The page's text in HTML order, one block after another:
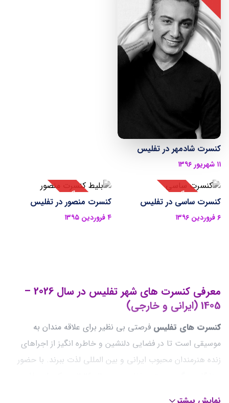
کنسرت شادمهر در تفلیس
۱۱ شهریور ۱۳۹۶
کنسرت ساسی در تفلیس
۶ فروردین ۱۳۹۶
کنسرت منصور در تفلیس
۴ فروردین ۱۳۹۵
معرفی کنسرت های شهر تفلیس در سال 2026 –
1405(ایرانی و خارجی)
کنسرت ‌های تفلیس فرصتی بی ‌نظیر برای علاقه ‌مندان به
موسیقی است تا در فضایی دلنشین و خاطره‌ انگیز از اجراهای
زنده هنرمندان محبوب ایرانی و بین ‌المللی لذت ببرند. با حضور